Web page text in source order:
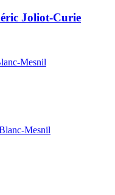
Joliot-Curie
Mesnil
Mesnil